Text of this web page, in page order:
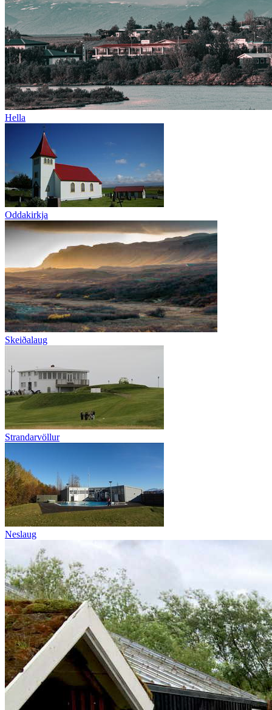
Hella
Oddakirkja
Skeiðalaug
Strandarvöllur
Neslaug